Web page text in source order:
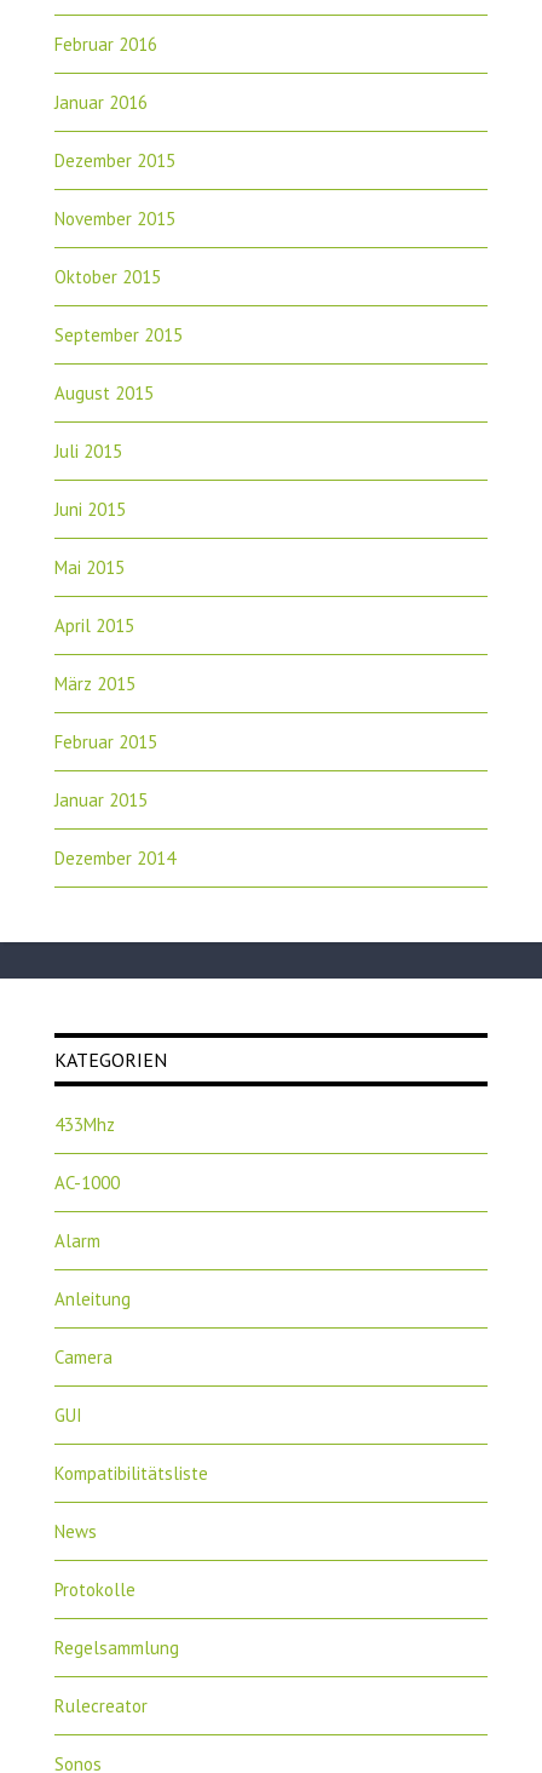
Februar 2016
Januar 2016
Dezember 2015
November 2015
Oktober 2015
September 2015
August 2015
Juli 2015
Juni 2015
Mai 2015
April 2015
März 2015
Februar 2015
Januar 2015
Dezember 2014
KATEGORIEN
433Mhz
AC-1000
Alarm
Anleitung
Camera
GUI
Kompatibilitätsliste
News
Protokolle
Regelsammlung
Rulecreator
Sonos